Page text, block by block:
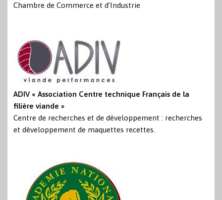
Chambre de Commerce et d’Industrie
ADIV « Association Centre technique Français de la
filière viande »
Centre de recherches et de développement : recherches
et développement de maquettes recettes.